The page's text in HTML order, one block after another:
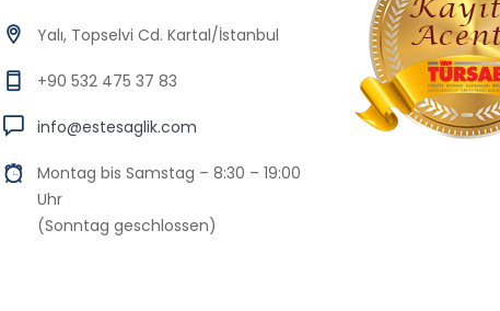
Yalı, Topselvi Cd. Kartal/İstanbul
+90 532 475 37 83
info@estesaglik.com
Montag bis Samstag – 8:30 – 19:00
Uhr
(Sonntag geschlossen)